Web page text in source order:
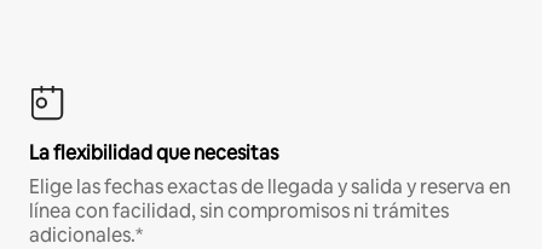
La flexibilidad que necesitas
Elige las fechas exactas de llegada y salida y reserva en
línea con facilidad, sin compromisos ni trámites
adicionales.*